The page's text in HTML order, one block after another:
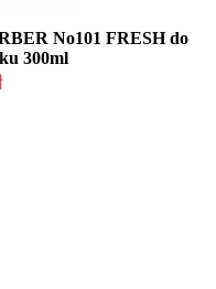
No101 FRESH do
300ml